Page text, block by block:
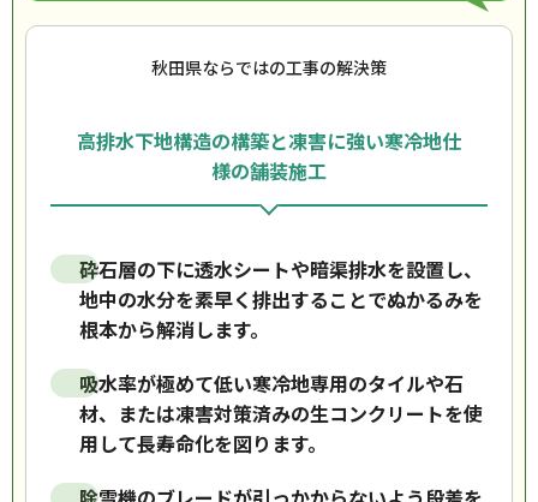
秋田県ならではの工事の解決策
高排水下地構造の構築と凍害に強い寒冷地仕
様の舗装施工
砕石層の下に透水シートや暗渠排水を設置し、
地中の水分を素早く排出することでぬかるみを
根本から解消します。
吸水率が極めて低い寒冷地専用のタイルや石
材、または凍害対策済みの生コンクリートを使
用して長寿命化を図ります。